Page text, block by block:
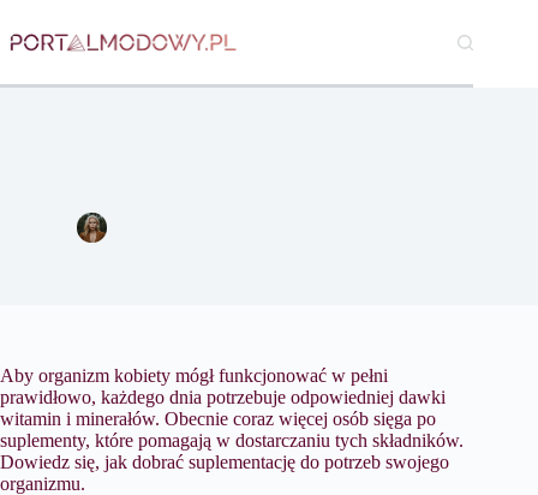
do
treści
Aby organizm kobiety mógł funkcjonować w pełni
prawidłowo, każdego dnia potrzebuje odpowiedniej dawki
witamin i minerałów. Obecnie coraz więcej osób sięga po
suplementy, które pomagają w dostarczaniu tych składników.
Dowiedz się, jak dobrać suplementację do potrzeb swojego
organizmu.